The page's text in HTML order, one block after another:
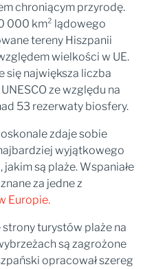
chroniącym przyrodę.
000 km² lądowego
tereny Hiszpanii
wielkości w UE.
się największa liczba
ze względu na
53 rezerwaty biosfery.
zdaje sobie
wyjątkowego
są plaże. Wspaniałe
za jedne z
Europie.
turystów plaże na
są zagrożone
opracował szereg